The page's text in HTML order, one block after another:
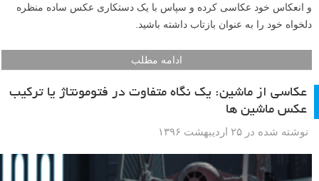
و انعکاس خود عکاسی کرده و سپاس با یک دستکاری عکس ساده منظره
دلخواه خود را به عنوان بازتاب داشته باشید.
ادامه مطلب
عکاسی از ماشین: یک نگاه متفاوت در فتومونتاژ یا ترکیب
عکس ماشین ها
نوشته شده در ۲۵ اردیبهشت ۱۳۹۶